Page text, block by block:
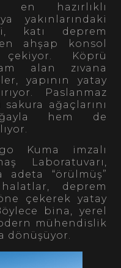
en hazırlıklı
yakınlarındaki
katı deprem
ahşap konsol
Köprü
alan zıvana
yapının yatay
Paslanmaz
ağaçlarını
hem de
Kuma imzalı
Laboratuvarı,
“örülmüş”
deprem
çekerek yatay
bina, yerel
mühendislik
dönüşüyor.